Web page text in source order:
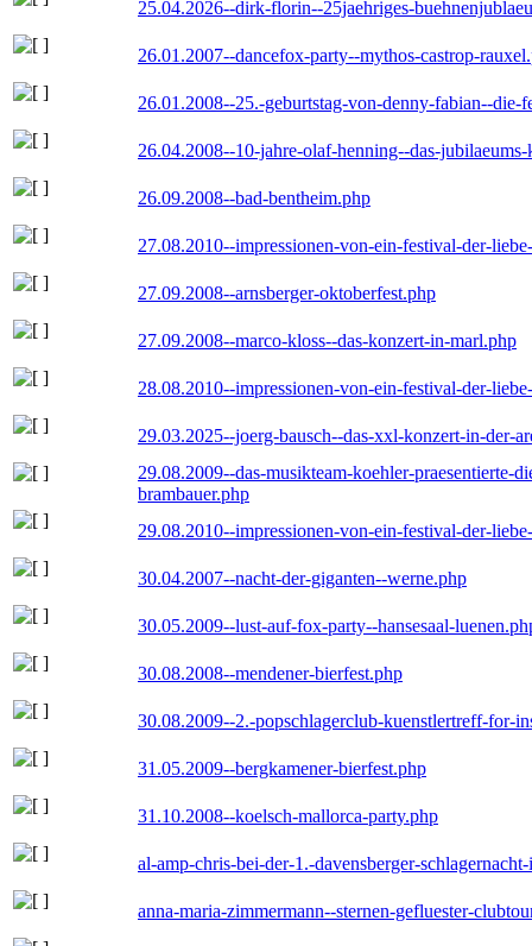
25.04.2026--dirk-florin--25jaehriges-
26.01.2007--dancefox-party--mythos-castrop-
26.01.2008--25.-geburtstag-von-denny-fabian--die-
26.04.2008--10-jahre-olaf-henning--das-
26.09.2008--bad-bentheim.php
27.08.2010--impressionen-von-ein-festival-der-
27.09.2008--arnsberger-oktoberfest.php
27.09.2008--marco-kloss--das-konzert-in-marl.php
28.08.2010--impressionen-von-ein-festival-der-
29.03.2025--joerg-bausch--das-xxl-konzert-in-der-
29.08.2009--das-musikteam-koehler-praesentierte-
brambauer.php
29.08.2010--impressionen-von-ein-festival-der-
30.04.2007--nacht-der-giganten--werne.php
30.05.2009--lust-auf-fox-party--hansesaal-
30.08.2008--mendener-bierfest.php
30.08.2009--2.-popschlagerclub-kuenstlertreff-for-
31.05.2009--bergkamener-bierfest.php
31.10.2008--koelsch-mallorca-party.php
al-amp-chris-bei-der-1.-davensberger-
anna-maria-zimmermann--sternen-gefluester-